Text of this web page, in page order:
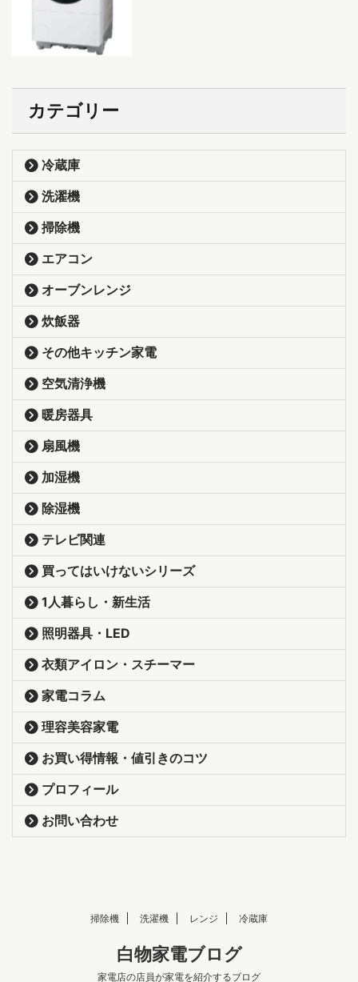
カテゴリー
冷蔵庫
洗濯機
掃除機
エアコン
オーブンレンジ
炊飯器
その他キッチン家電
空気清浄機
暖房器具
扇風機
加湿機
除湿機
テレビ関連
買ってはいけないシリーズ
1人暮らし・新生活
照明器具・LED
衣類アイロン・スチーマー
家電コラム
理容美容家電
お買い得情報・値引きのコツ
プロフィール
お問い合わせ
掃除機 洗濯機 レンジ 冷蔵庫
白物家電ブログ
家電店の店員が家電を紹介するブログ